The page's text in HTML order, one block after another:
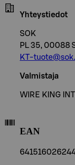
Yhteystiedot
SOK
PL 35, 00088
KT-
Valmistaja
WIRE KING
EAN